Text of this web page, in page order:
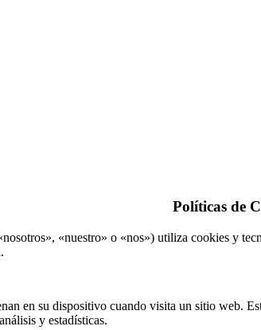
Políticas de
«nuestro» o «nos») utiliza cookies y
en su dispositivo cuando visita un sitio web.
y estadísticas.